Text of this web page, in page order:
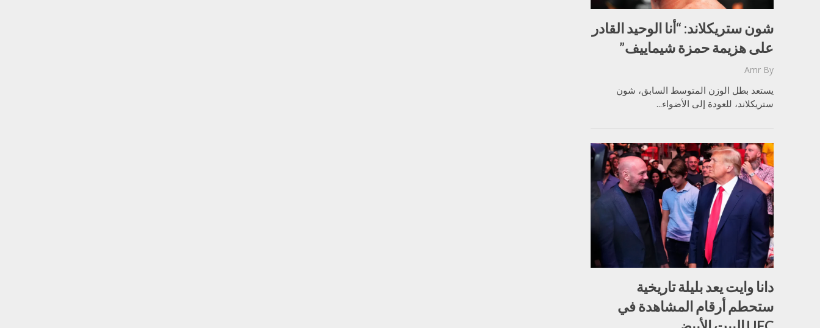
شون ستريكلاند: “أنا الوحيد القادر
على هزيمة حمزة شيماييف”
By
Amr
يستعد بطل الوزن المتوسط السابق، شون
ستريكلاند، للعودة إلى الأضواء...
دانا وايت يعد بليلة تاريخية
ستحطم أرقام المشاهدة في